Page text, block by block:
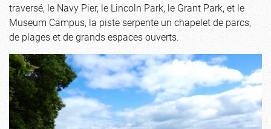
traversé, le Navy Pier, le Lincoln Park, le Grant Park, et le
Museum Campus, la piste serpente un chapelet de parcs,
de plages et de grands espaces ouverts.